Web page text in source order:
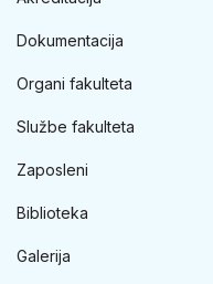
Dokumentacija
Organi fakulteta
Službe fakulteta
Zaposleni
Biblioteka
Galerija